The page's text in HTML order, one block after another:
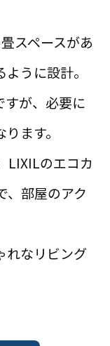
スペースがあ
うに設計。
すが、必要に
ます。
LIXILのエコカ
、部屋のアク
れなリビング